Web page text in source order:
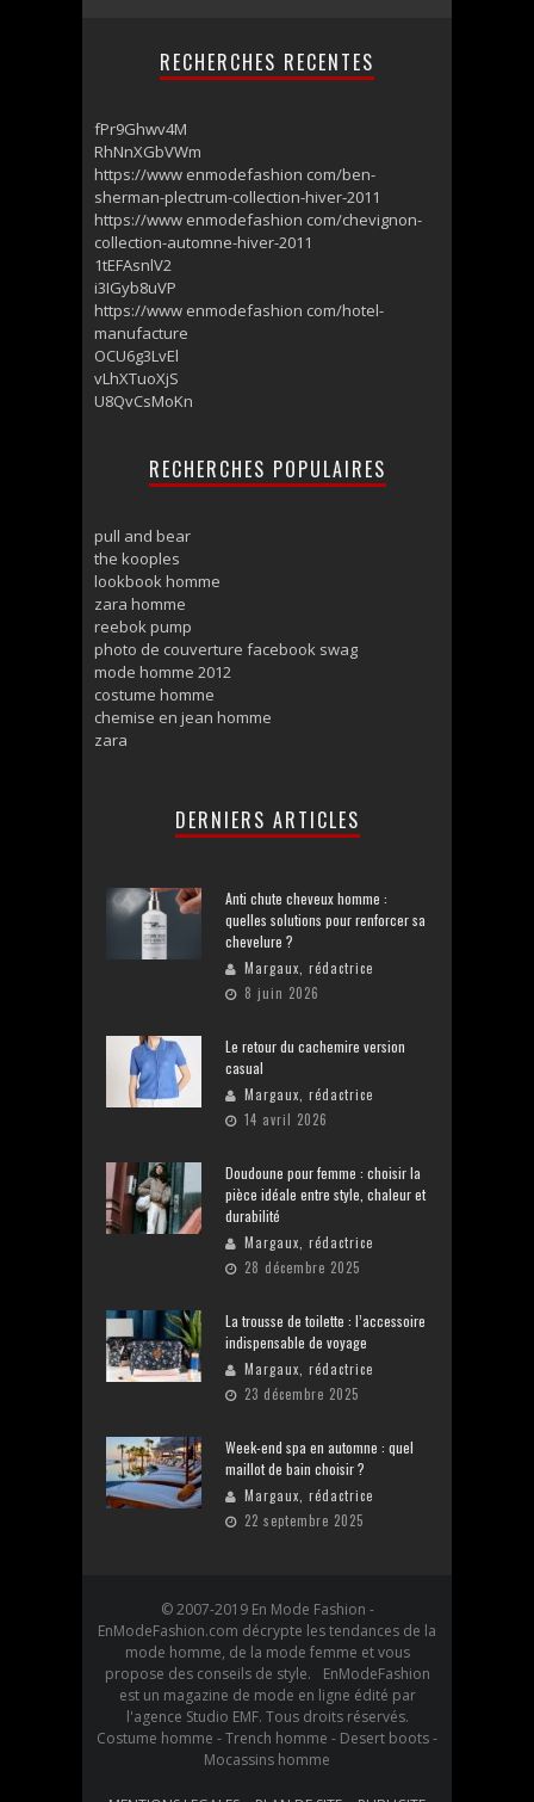
RECHERCHES RECENTES
fPr9Ghwv4M
RhNnXGbVWm
https://www enmodefashion com/ben-
sherman-plectrum-collection-hiver-2011
https://www enmodefashion com/chevignon-
collection-automne-hiver-2011
1tEFAsnlV2
i3IGyb8uVP
https://www enmodefashion com/hotel-
manufacture
OCU6g3LvEl
vLhXTuoXjS
U8QvCsMoKn
RECHERCHES POPULAIRES
pull and bear
the kooples
lookbook homme
zara homme
reebok pump
photo de couverture facebook swag
mode homme 2012
costume homme
chemise en jean homme
zara
DERNIERS ARTICLES
Anti chute cheveux homme :
quelles solutions pour renforcer sa
chevelure ?
Margaux, rédactrice
8 juin 2026
Le retour du cachemire version
casual
Margaux, rédactrice
14 avril 2026
Doudoune pour femme : choisir la
pièce idéale entre style, chaleur et
durabilité
Margaux, rédactrice
28 décembre 2025
La trousse de toilette : l’accessoire
indispensable de voyage
Margaux, rédactrice
23 décembre 2025
Week-end spa en automne : quel
maillot de bain choisir ?
Margaux, rédactrice
22 septembre 2025
© 2007-2019 En Mode Fashion -
EnModeFashion.com décrypte les tendances de la
mode homme, de la mode femme et vous
propose des conseils de style. EnModeFashion
est un magazine de mode en ligne édité par
l'agence Studio EMF. Tous droits réservés.
Costume homme - Trench homme - Desert boots -
Mocassins homme